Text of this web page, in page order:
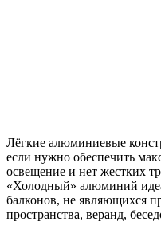
Лёгкие алюминиевые
если нужно обеспечить
освещение и нет жестких
«Холодный» алюминий
балконов, не являющихся
пространства, веранд,